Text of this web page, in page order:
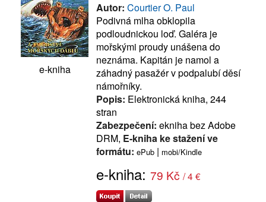
e-kniha
Autor: Courtier O. Paul
Podivná mlha obklopila
podloudnickou loď. Galéra je
mořskými proudy unášena do
neznáma. Kapitán je namol a
záhadný pasažér v podpalubí děsí
námořníky.
Popis: Elektronická kniha, 244
stran
Zabezpečení: ekniha bez Adobe
DRM, E-kniha ke stažení ve
formátu: ePub | mobi/Kindle
e-kniha: 79 Kč / 4 €